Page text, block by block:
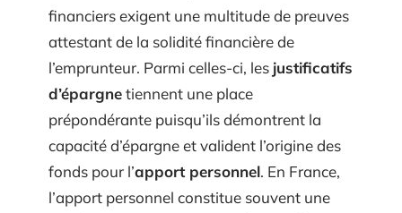
financiers exigent une multitude de preuves
attestant de la solidité financière de
l’emprunteur. Parmi celles-ci, les justificatifs
d’épargnetiennent une place
prépondérante puisqu’ils démontrent la
capacité d’épargne et valident l’origine des
fonds pour l’apport personnel. En France,
l’apport personnel constitue souvent une